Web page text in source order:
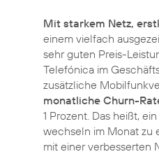
Mit starkem Netz,
einem vielfach
sehr guten Preis-
Telefónica im
zusätzliche
monatliche Churn-
1 Prozent. Das heißt,
wechseln im Monat zu
mit einer verbesserten